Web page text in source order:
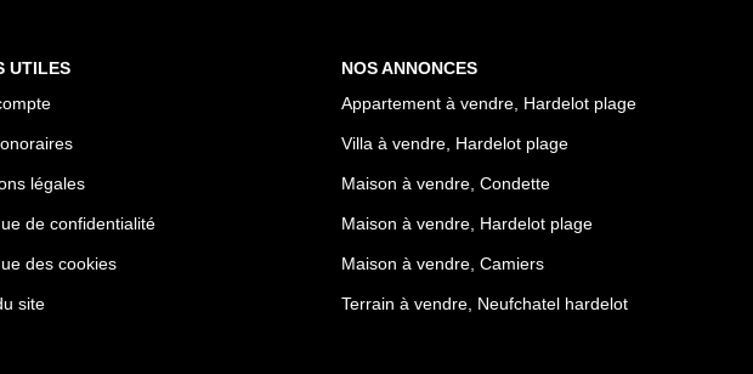
UTILES
légales
de confidentialité
des cookies
site
NOS ANNONCES
Appartement à vendre, Hardelot plage
Villa à vendre, Hardelot plage
Maison à vendre, Condette
Maison à vendre, Hardelot plage
Maison à vendre, Camiers
Terrain à vendre, Neufchatel hardelot